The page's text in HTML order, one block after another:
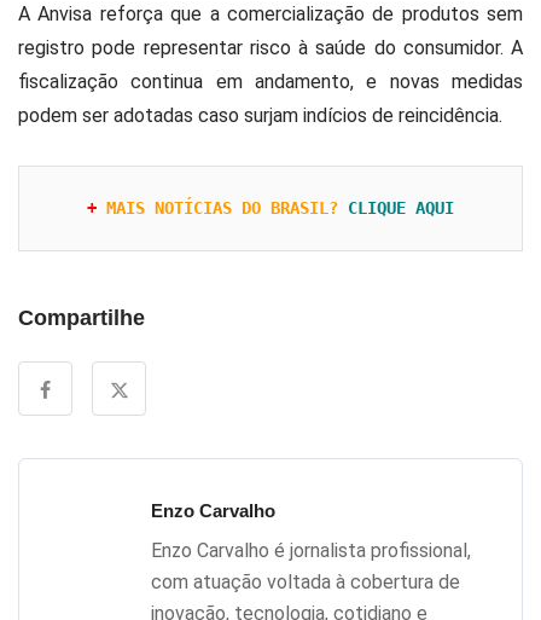
A Anvisa reforça que a comercialização de produtos sem
registro pode representar risco à saúde do consumidor. A
fiscalização continua em andamento, e novas medidas
podem ser adotadas caso surjam indícios de reincidência.
+ MAIS NOTÍCIAS DO BRASIL? CLIQUE AQUI
Compartilhe
Enzo Carvalho
Enzo Carvalho é jornalista profissional,
com atuação voltada à cobertura de
inovação, tecnologia, cotidiano e